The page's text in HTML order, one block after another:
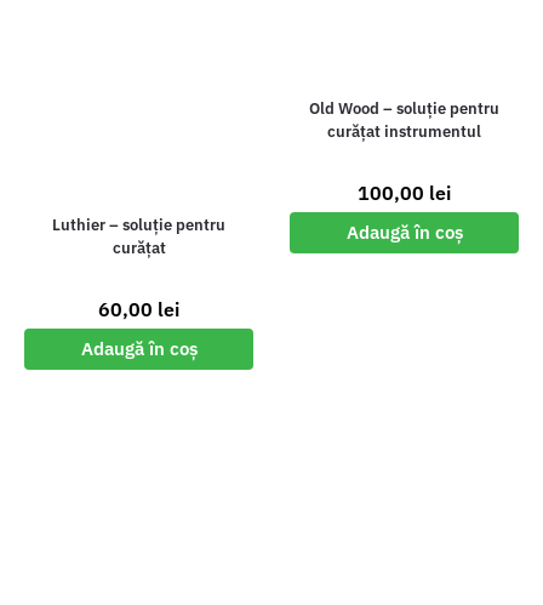
Luthier – soluție pentru
curățat
60,00 lei
Adaugă în coș
Old Wood – soluție pentru
curățat instrumentul
100,00 lei
Adaugă în coș